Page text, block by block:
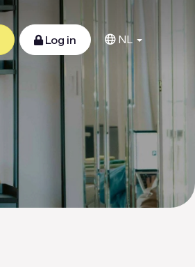
Log in NL